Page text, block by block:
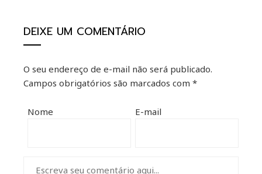
DEIXE UM COMENTÁRIO
O seu endereço de e-mail não será publicado.
Campos obrigatórios são marcados com *
Nome E-mail